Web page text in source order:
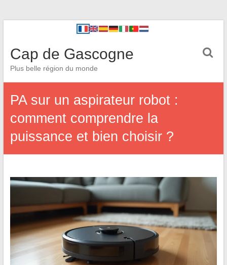
Cap de Gascogne
Plus belle région du monde
PA sur un aspirateur robot :
comment comprendre la
puissance et bien choisir ?